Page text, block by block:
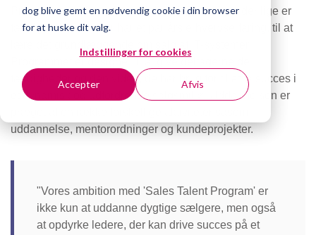
dog blive gemt en nødvendig cookie i din browser
for at huske dit valg.
Indstillinger for cookies
Accepter Afvis
Programmet er en unik mulighed for personer, der lige er
færdiguddannet eller har et par års erhvervserfaring, til at
færdigheder og den viden, de har brug for til at få succes i
et dynamisk og udfordrende salgsmiljø. Uddannelsen er
uddannelse, mentorordninger og kundeprojekter.
"Vores ambition med 'Sales Talent Program' er
ikke kun at uddanne dygtige sælgere, men også
at opdyrke ledere, der kan drive succes på et